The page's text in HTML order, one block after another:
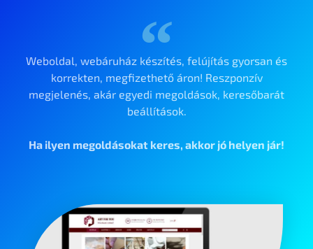
Weboldal, webáruház készítés, felújítás gyorsan és
korrekten, megfizethető áron! Reszponzív
megjelenés, akár egyedi megoldások, keresőbarát
beállítások.
Ha ilyen megoldásokat keres, akkor jó helyen jár!